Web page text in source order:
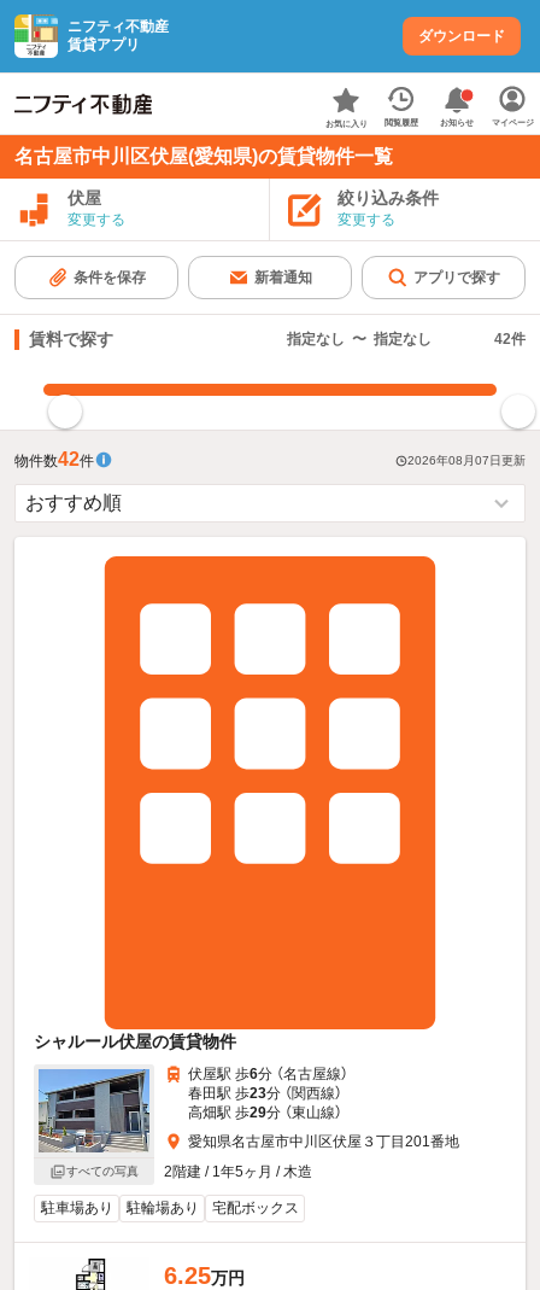
ニフティ不動産
賃貸アプリ
ダウンロード
お気に入り 閲覧履歴 お知らせ マイページ
名古屋市中川区伏屋(愛知県)の賃貸物件一覧
伏屋
変更する
絞り込み条件
変更する
条件を保存 新着通知 アプリで探す
賃料で探す 指定なし 〜 指定なし 42件
物件数42件 2026年08月07日更新
シャルール伏屋の賃貸物件
すべての写真
伏屋駅 歩6分 （名古屋線）
春田駅 歩23分 （関西線）
高畑駅 歩29分 （東山線）
愛知県名古屋市中川区伏屋３丁目201番地
2階建 / 1年5ヶ月 / 木造
駐車場あり 駐輪場あり 宅配ボックス
6.25万円